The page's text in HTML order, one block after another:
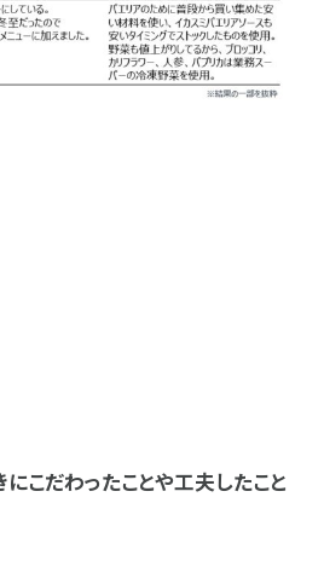
こだわったことや工夫したこと